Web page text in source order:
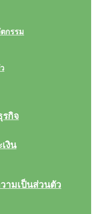
กรรม
รกิจ
งิน
ามเป็นส่วนตัว